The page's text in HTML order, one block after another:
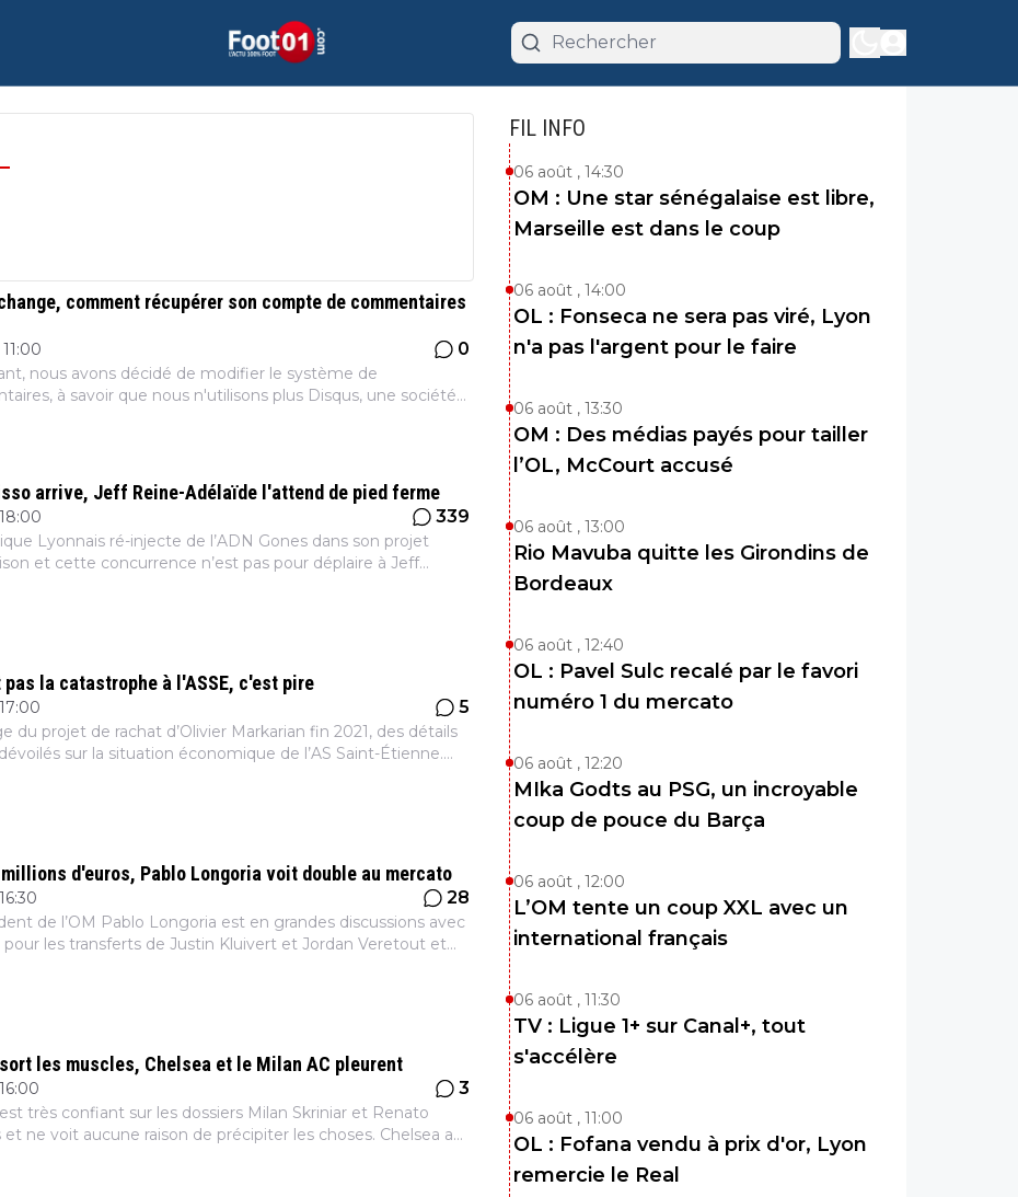
comment récupérer son compte de commentaires
0
nous avons décidé de modifier le système de
à savoir que nous n'utilisons plus Disqus, une société
arrive, Jeff Reine-Adélaïde l'attend de pied ferme
339
Lyonnais ré-injecte de l’ADN Gones dans son projet
et cette concurrence n’est pas pour déplaire à Jeff
pas la catastrophe à l'ASSE, c'est pire
5
du projet de rachat d’Olivier Markarian fin 2021, des détails
sur la situation économique de l’AS Saint-Étienne.
millions d'euros, Pablo Longoria voit double au mercato
28
de l’OM Pablo Longoria est en grandes discussions avec
pour les transferts de Justin Kluivert et Jordan Veretout et
sort les muscles, Chelsea et le Milan AC pleurent
3
très confiant sur les dossiers Milan Skriniar et Renato
et ne voit aucune raison de précipiter les choses. Chelsea a
FIL INFO
06 août , 14:30
OM : Une star sénégalaise est libre,
Marseille est dans le coup
06 août , 14:00
OL : Fonseca ne sera pas viré, Lyon
n'a pas l'argent pour le faire
06 août , 13:30
OM : Des médias payés pour tailler
l’OL, McCourt accusé
06 août , 13:00
Rio Mavuba quitte les Girondins de
Bordeaux
06 août , 12:40
OL : Pavel Sulc recalé par le favori
numéro 1 du mercato
06 août , 12:20
MIka Godts au PSG, un incroyable
coup de pouce du Barça
06 août , 12:00
L’OM tente un coup XXL avec un
international français
06 août , 11:30
TV : Ligue 1+ sur Canal+, tout
s'accélère
06 août , 11:00
OL : Fofana vendu à prix d'or, Lyon
remercie le Real